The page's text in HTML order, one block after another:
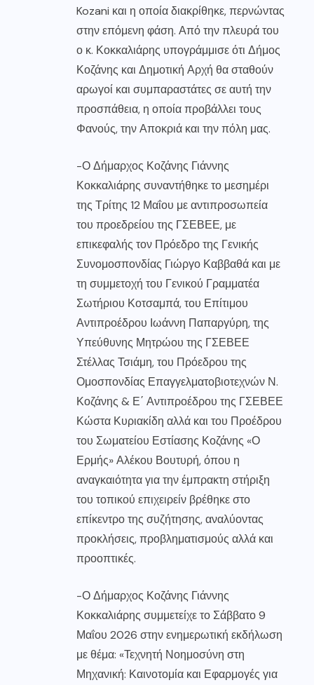
Kozani και η οποία διακρίθηκε, περνώντας
στην επόμενη φάση. Από την πλευρά του
ο κ. Κοκκαλιάρης υπογράμμισε ότι Δήμος
Κοζάνης και Δημοτική Αρχή θα σταθούν
αρωγοί και συμπαραστάτες σε αυτή την
προσπάθεια, η οποία προβάλλει τους
Φανούς, την Αποκριά και την πόλη μας.
-Ο Δήμαρχος Κοζάνης Γιάννης
Κοκκαλιάρης συναντήθηκε το μεσημέρι
της Τρίτης 12 Μαΐου με αντιπροσωπεία
του προεδρείου της ΓΣΕΒΕΕ, με
επικεφαλής τον Πρόεδρο της Γενικής
Συνομοσπονδίας Γιώργο Καββαθά και με
τη συμμετοχή του Γενικού Γραμματέα
Σωτήριου Κοτσαμπά, του Επίτιμου
Αντιπροέδρου Ιωάννη Παπαργύρη, της
Υπεύθυνης Μητρώου της ΓΣΕΒΕΕ
Στέλλας Τσιάμη, του Πρόεδρου της
Ομοσπονδίας Επαγγελματοβιοτεχνών Ν.
Κοζάνης & Ε΄ Αντιπροέδρου της ΓΣΕΒΕΕ
Κώστα Κυριακίδη αλλά και του Προέδρου
του Σωματείου Εστίασης Κοζάνης «Ο
Ερμής» Αλέκου Βουτυρή, όπου η
αναγκαιότητα για την έμπρακτη στήριξη
του τοπικού επιχειρείν βρέθηκε στο
επίκεντρο της συζήτησης, αναλύοντας
προκλήσεις, προβληματισμούς αλλά και
προοπτικές.
-Ο Δήμαρχος Κοζάνης Γιάννης
Κοκκαλιάρης συμμετείχε το Σάββατο 9
Μαΐου 2026 στην ενημερωτική εκδήλωση
με θέμα: «Τεχνητή Νοημοσύνη στη
Μηχανική: Καινοτομία και Εφαρμογές για